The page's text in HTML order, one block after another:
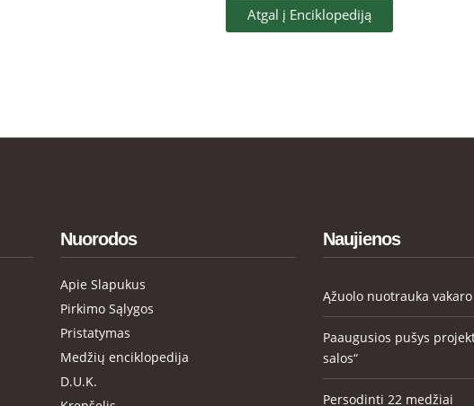
Atgal į Enciklopediją
Nuorodos
Apie Slapukus
Pirkimo Sąlygos
Pristatymas
Medžių enciklopedija
D.U.K.
Naujienos
Ąžuolo nuotrauka
Paaugusios pušys
salos“
Persodinti 22 medžiai